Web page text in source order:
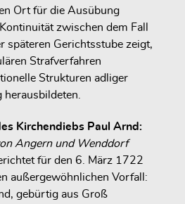
Ort für die Ausübung
zwischen dem Fall
späteren Gerichtsstube zeigt,
Strafverfahren
Strukturen adliger
Kirchendiebs Paul Arnd:
Angern und Wenddorf
für den 6. März 1722
außergewöhnlichen Vorfall:
, gebürtig aus Groß